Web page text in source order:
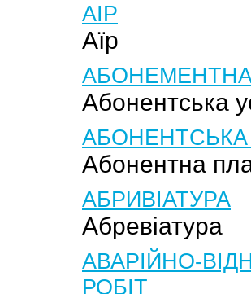
АІР
Аїр
Абонентська
АБОНЕНТСЬКА
Абонентна
АБРИВІАТУРА
Абревіатура
АВАРІЙНО-
РОБІТ